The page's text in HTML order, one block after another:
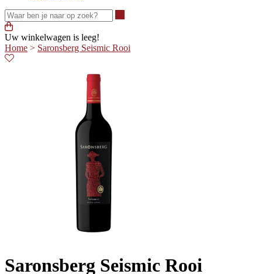
Uw winkelwagen is leeg!
Home > Saronsberg Seismic Rooi
Saronsberg Seismic Rooi